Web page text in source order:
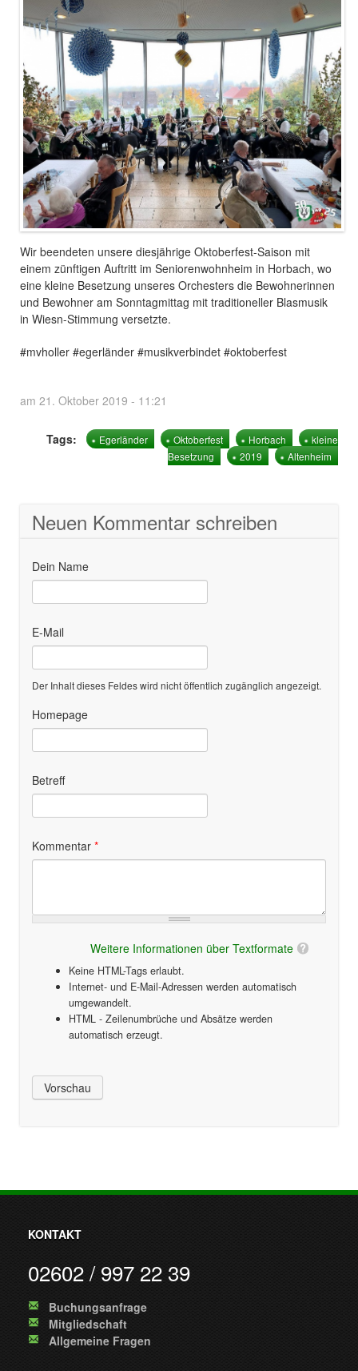
Wir beendeten unsere diesjährige Oktoberfest-Saison mit
einem zünftigen Auftritt im Seniorenwohnheim in Horbach, wo
eine kleine Besetzung unseres Orchesters die Bewohnerinnen
und Bewohner am Sonntagmittag mit traditioneller Blasmusik
in Wiesn-Stimmung versetzte.
#mvholler #egerländer #musikverbindet #oktoberfest
am 21. Oktober 2019 - 11:21
Tags: Egerländer Oktoberfest Horbach
kleine
Besetzung
2019 Altenheim
Neuen Kommentar schreiben
Dein Name
E-Mail
Der Inhalt dieses Feldes wird nicht öffentlich zugänglich angezeigt.
Homepage
Betreff
Kommentar *
Weitere Informationen über Textformate
Keine HTML-Tags erlaubt.
Internet- und E-Mail-Adressen werden automatisch
umgewandelt.
HTML - Zeilenumbrüche und Absätze werden
automatisch erzeugt.
KONTAKT
02602 / 997 22 39
Buchungsanfrage
Mitgliedschaft
Allgemeine Fragen